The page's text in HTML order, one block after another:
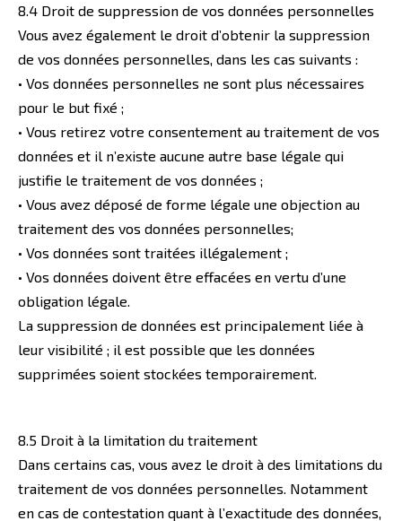
8.4 Droit de suppression de vos données personnelles
Vous avez également le droit d’obtenir la suppression
de vos données personnelles, dans les cas suivants :
• Vos données personnelles ne sont plus nécessaires
pour le but fixé ;
• Vous retirez votre consentement au traitement de vos
données et il n’existe aucune autre base légale qui
justifie le traitement de vos données ;
• Vous avez déposé de forme légale une objection au
traitement des vos données personnelles;
• Vos données sont traitées illégalement ;
• Vos données doivent être effacées en vertu d’une
obligation légale.
La suppression de données est principalement liée à
leur visibilité ; il est possible que les données
supprimées soient stockées temporairement.
8.5 Droit à la limitation du traitement
Dans certains cas, vous avez le droit à des limitations du
traitement de vos données personnelles. Notamment
en cas de contestation quant à l’exactitude des données,